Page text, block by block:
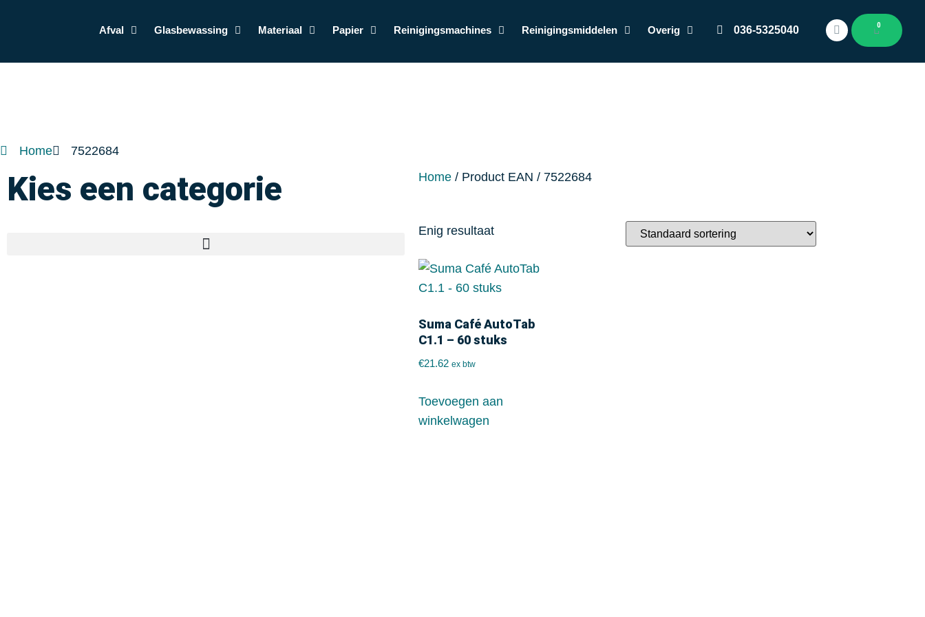
Afval Glasbewassing Materiaal Papier Reinigingsmachines Reinigingsmiddelen Overig 036-5325040 0
Home 7522684
Kies een categorie Home / Product EAN / 7522684
Enig resultaat
Suma Café AutoTab
C1.1 – 60 stuks
€21.62 ex btw
Toevoegen aan
winkelwagen